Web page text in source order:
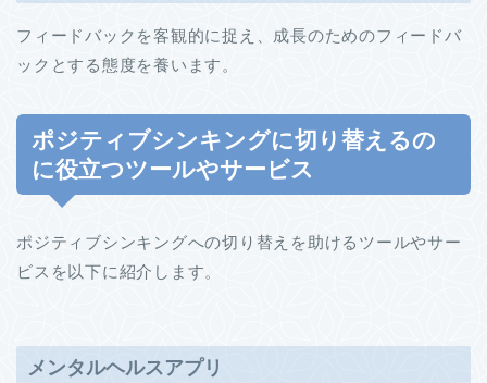
フィードバックを客観的に捉え、成長のためのフィードバ
ックとする態度を養います。
ポジティブシンキングに切り替えるの
に役立つツールやサービス
ポジティブシンキングへの切り替えを助けるツールやサー
ビスを以下に紹介します。
メンタルヘルスアプリ